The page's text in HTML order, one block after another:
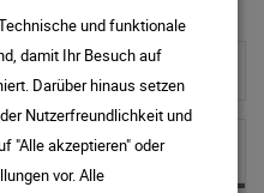
und funktionale
damit Ihr Besuch auf
Darüber hinaus setzen
Nutzerfreundlichkeit und
"Alle akzeptieren" oder
vor. Alle